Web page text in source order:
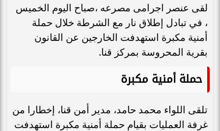
لقى عنصر اجرامى مصرعه ،صباح اليوم الخميس
، في تبادل إطلاق نار مع الشرطة خلال حملة
أمنية مكبرة استهدفت الخارجين عن القانون
بقرية المحروسة بمركز قنا.
حملة أمنية مكبرة
تلقى اللواء محمد حامد، مدير أمن قنا، إخطارا من
غرفة العمليات بقيام حملة أمنية مكبرة استهدفت